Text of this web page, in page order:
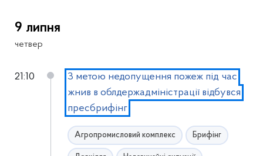
9 липня
четвер
21:10
З метою недопущення пожеж під час
жнив в облдержадміністрації відбувся
пресбрифінг
Агропромисловий комплекс Брифінг